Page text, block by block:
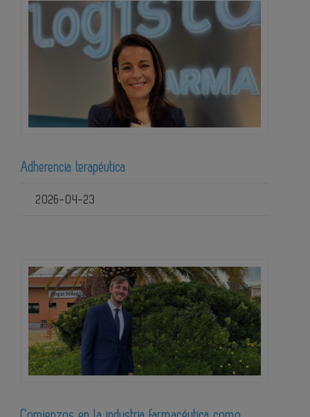
Adherencia terapéutica
2026-04-23